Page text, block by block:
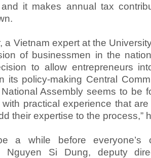
and it makes annual tax
a Vietnam expert at the
of businessmen in the
to allow entrepreneurs
its policy-making Central
Assembly seems to be
practical experience that
their expertise to the process,”
a while before everyone’s
Nguyen Si Dung, deputy